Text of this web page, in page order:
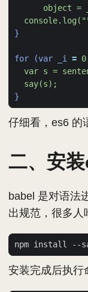
}
for (var _i =
  say(s);
}
仔细看，es6 的
二、安
babel 是对语法
出规范，很多人
安装完成后执行